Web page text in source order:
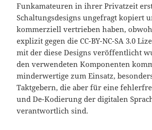
Funkamateuren in ihrer Privatzeit
Schaltungsdesigns ungefragt kopiert
kommerziell vertrieben haben,
explizit gegen die CC-BY-NC-SA 3.0
mit der diese Designs veröffentlicht
den verwendeten Komponenten
minderwertige zum Einsatz,
Taktgebern, die aber für eine
und De-Kodierung der digitalen
verantwortlich sind.